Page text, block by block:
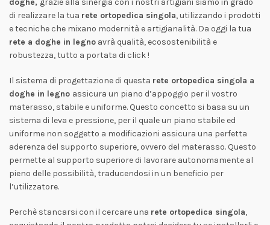
doghe, grazie alla sinergia con i nostri artigiani siamo in grado
di realizzare la tua rete ortopedica singola, utilizzando i prodotti
e tecniche che mixano modernità e artigianalità. Da oggi la tua
rete a doghe in legno avrà qualità, ecosostenibilità e
robustezza, tutto a portata di click !
Il sistema di progettazione di questa rete ortopedica singola a
doghe in legno assicura un piano d’appoggio per il vostro
materasso, stabile e uniforme. Questo concetto si basa su un
sistema di leva e pressione, per il quale un piano stabile ed
uniforme non soggetto a modificazioni assicura una perfetta
aderenza del supporto superiore, ovvero del materasso. Questo
permette al supporto superiore di lavorare autonomamente al
pieno delle possibilità, traducendosi in un beneficio per
l’utilizzatore.
Perchè stancarsi con il cercare una rete ortopedica singola,